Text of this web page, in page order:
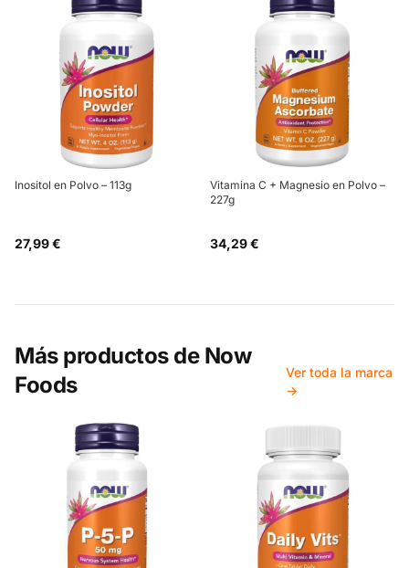
Inositol en Polvo – 113g
27,99 €
Vitamina C + Magnesio en Polvo –
227g
34,29 €
Más productos de Now
Foods
Ver toda la marca
→